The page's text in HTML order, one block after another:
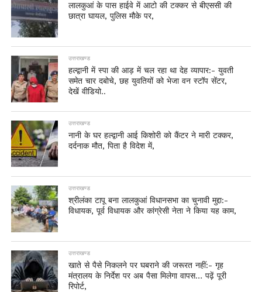
लालकुआं के पास हाईवे में आटो की टक्कर से बीएससी की
छात्रा घायल, पुलिस मौके पर,
उत्तराखण्ड
हल्द्वानी में स्पा की आड़ में चल रहा था देह व्यापार:- युवती
समेत चार दबोचे, छह युवतियों को भेजा वन स्टॉप सेंटर,
देखें वीडियो..
उत्तराखण्ड
नानी के घर हल्द्वानी आई किशोरी को कैंटर ने मारी टक्कर,
दर्दनाक मौत, पिता है विदेश में,
उत्तराखण्ड
श्रीलंका टापू बना लालकुआं विधानसभा का चुनावी मुद्दा:-
विधायक, पूर्व विधायक और कांग्रेसी नेता ने किया यह काम,
उत्तराखण्ड
खाते से पैसे निकलने पर घबराने की जरूरत नहीं:- गृह
मंत्रालय के निर्देश पर अब पैसा मिलेगा वापस… पढ़ें पूरी
रिपोर्ट,